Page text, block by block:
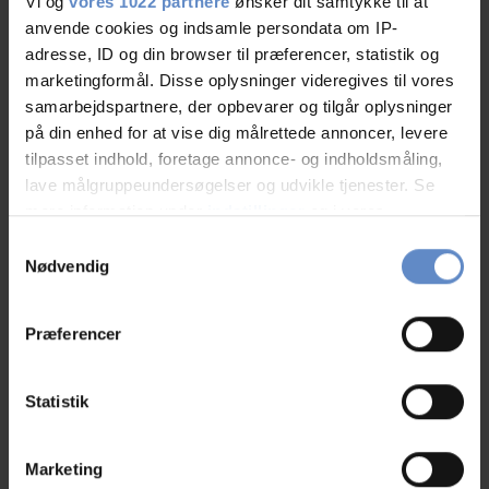
anvende cookies og indsamle persondata om IP-
adresse, ID og din browser til præferencer, statistik og
marketingformål. Disse oplysninger videregives til vores
samarbejdspartnere, der opbevarer og tilgår oplysninger
på din enhed for at vise dig målrettede annoncer, levere
tilpasset indhold, foretage annonce- og indholdsmåling,
lave målgruppeundersøgelser og udvikle tjenester. Se
mere information underindstillingerog i vores
tilbage eller ændre indstillinger fra vores
"Cookiedeklaration", eller ved at trykke på "Privacy
Indsamle præcise oplysninger om din placering,
Identificere din enhed baseret på en scanning af
dens unikke karakteristika (fingerprinting)
Nødvendig
Præferencer
Statistik
Marketing
Åbent hele året
Børnevenligt/familievenligt
Pejsestue
Værelsesfaciliteter